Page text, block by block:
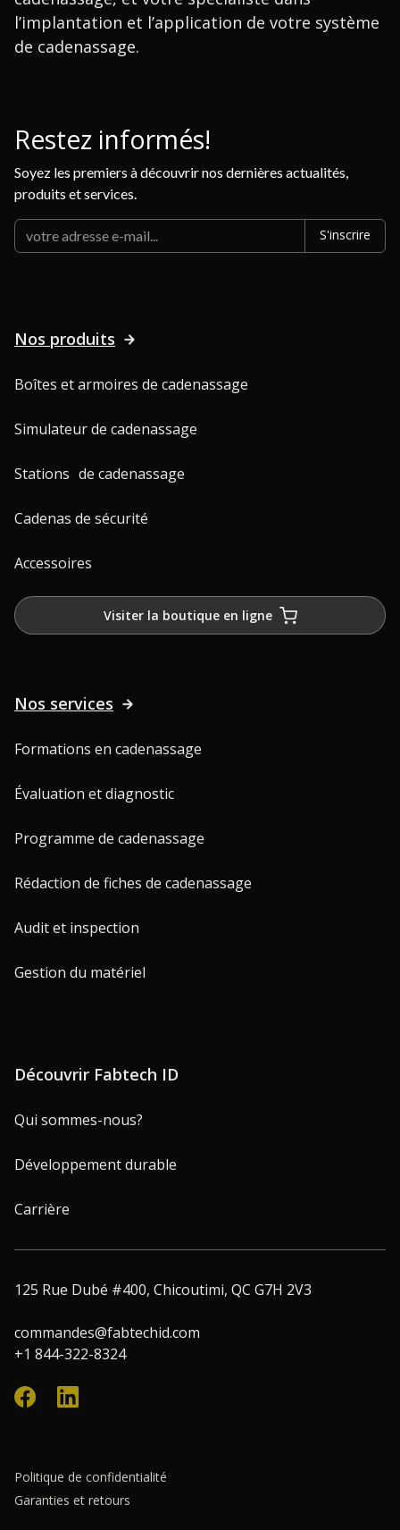
l’implantation et l’application de votre système
de cadenassage.
Nos produits
Boîtes et armoires de cadenassage
Simulateur de cadenassage
Stations de cadenassage
Cadenas de sécurité
Accessoires
Visiter la boutique en ligne
Nos services
Formations en cadenassage
Évaluation et diagnostic
Programme de cadenassage
Rédaction de fiches de cadenassage
Audit et inspection
Gestion du matériel
Découvrir Fabtech ID
Qui sommes-nous?
Développement durable
Carrière
125 Rue Dubé #400, Chicoutimi, QC G7H 2V3
commandes@fabtechid.com
+1 844-322-8324
Politique de confidentialité
Garanties et retours